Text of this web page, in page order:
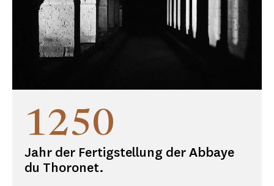
1250
Jahr der Fertigstellung der Abbaye
du Thoronet.